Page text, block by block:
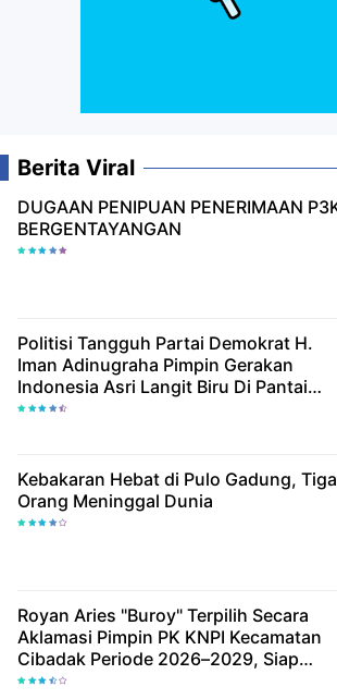
Berita Viral
DUGAAN PENIPUAN PENERIMAAN P3K
BERGENTAYANGAN
Politisi Tangguh Partai Demokrat H.
Iman Adinugraha Pimpin Gerakan
Indonesia Asri Langit Biru Di Pantai
Citepus
Kebakaran Hebat di Pulo Gadung, Tiga
Orang Meninggal Dunia
Royan Aries "Buroy" Terpilih Secara
Aklamasi Pimpin PK KNPI Kecamatan
Cibadak Periode 2026–2029, Siap
Wujudkan Pemuda Inovatif Dan